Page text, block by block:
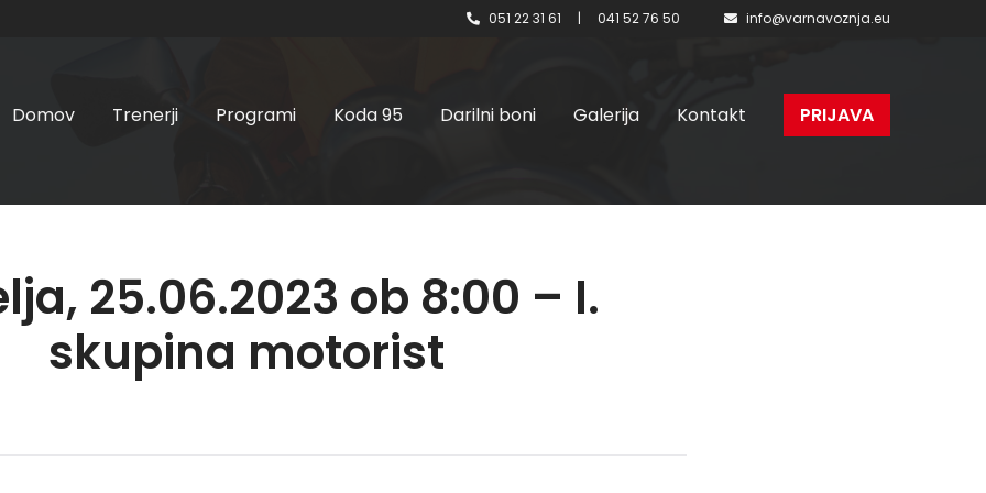
051 22 31 61 | 041 52 76 50 info@varnavoznja.eu
Domov Trenerji Programi Koda 95 Darilni boni Galerija Kontakt PRIJAVA
25.06.2023 ob 8:00 – I.
skupina motorist